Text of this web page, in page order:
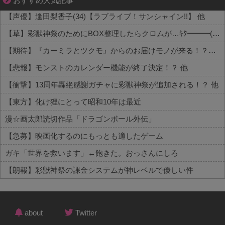
【声優】逢田梨香子(34)【ラブライブ！サンシャイン!!】 他
【草】彩獣神祭のためにBOX整理したらクロムが…ｷﾀ━━━(ﾟ∀ﾟ)━━━!! 他
【期待】『カーミラとツクモ』からのお届けモノが来る！？内容はこちら 他
【悲報】モンストのカレンダー機能が終了決定！？ 他
【衝撃】13周年轟絶感謝ガチャに彩獣神祭が追加される！？ 他
【東方】化け狸にとって昭和10年は最近
漫☆画太郎読切作品「ドラゴンボール外伝」
【急募】映画化するのにもっとも適したゲーム
ガキ「世界を救います」←飽きた。おっさんにしろ
【朗報】彩獣神祭の課金システムが神レベルで優しい件
Powered by livedoor 相互RSS
about Twitter